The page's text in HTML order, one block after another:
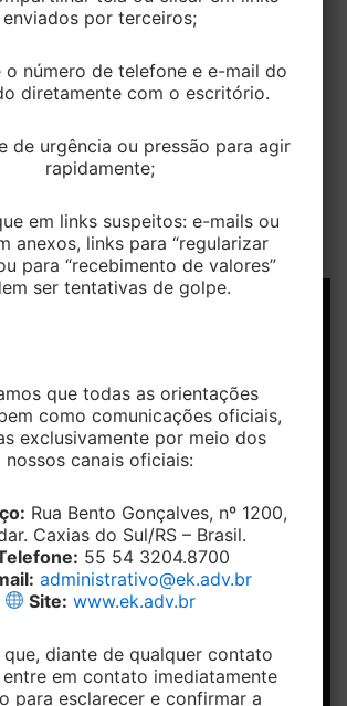
decisão do STF e afasta
a 3ª Turma da Câmara Superior
de Recursos Fiscais
55 54-
Home
Conheça
o
Escritório
Nossos
Notícias
Contato
Facebook
Linkedin
enviados por terceiros;
o número de telefone e e-mail do
diretamente com o escritório.
de urgência ou pressão para agir
rapidamente;
em links suspeitos: e-mails ou
anexos, links para “regularizar
para “recebimento de valores”
ser tentativas de golpe.
que todas as orientações
como comunicações oficiais,
exclusivamente por meio dos
nossos canais oficiais:
Rua Bento Gonçalves, nº 1200,
Caxias do Sul/RS – Brasil.
55 54 3204.8700
administrativo@ek.adv.br
Site: www.ek.adv.br
que, diante de qualquer contato
em contato imediatamente
para esclarecer e confirmar a